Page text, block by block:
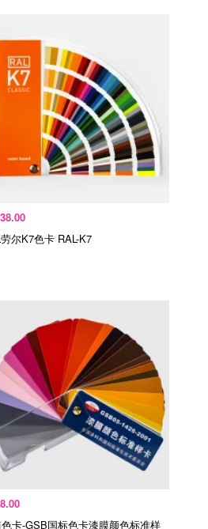
加入购物车
尔K7色卡 RAL-K7
加入购物车
卡-GSB国标色卡漆膜颜色标准样